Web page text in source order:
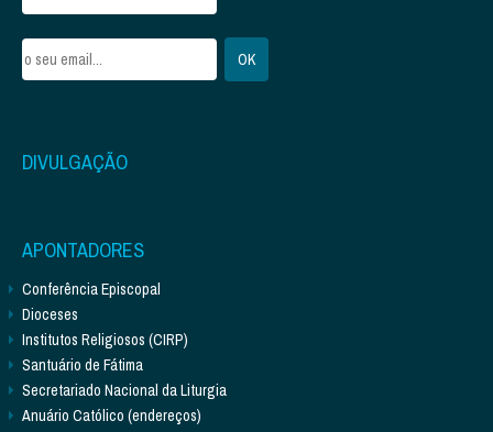
DIVULGAÇÃO
APONTADORES
Conferência Episcopal
Dioceses
Institutos Religiosos (CIRP)
Santuário de Fátima
Secretariado Nacional da Liturgia
Anuário Católico (endereços)